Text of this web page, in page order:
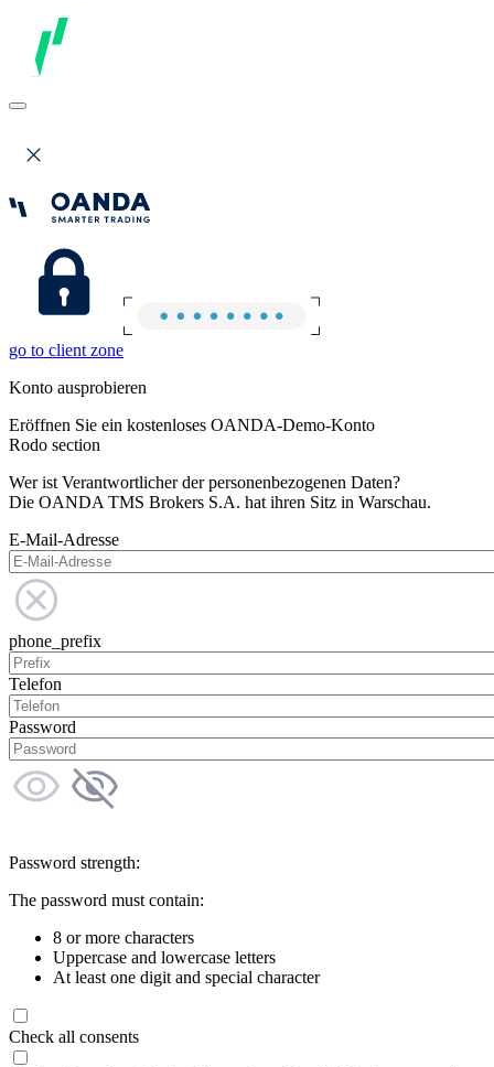
go to client zone
Konto ausprobieren
Eröffnen Sie ein kostenloses OANDA-Demo-Konto
Rodo section
Wer ist Verantwortlicher der personenbezogenen Daten?
Die OANDA TMS Brokers S.A. hat ihren Sitz in Warschau.
E-Mail-Adresse
phone_prefix
Telefon
Password
Password strength:
The password must contain:
8 or more characters
Uppercase and lowercase letters
At least one digit and special character
Check all consents